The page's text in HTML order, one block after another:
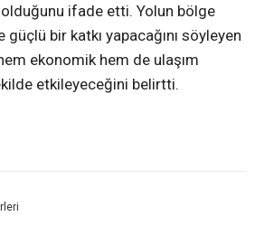
ifade etti. Yolun bölge
bir katkı yapacağını söyleyen
ekonomik hem de ulaşım
etkileyeceğini belirtti.